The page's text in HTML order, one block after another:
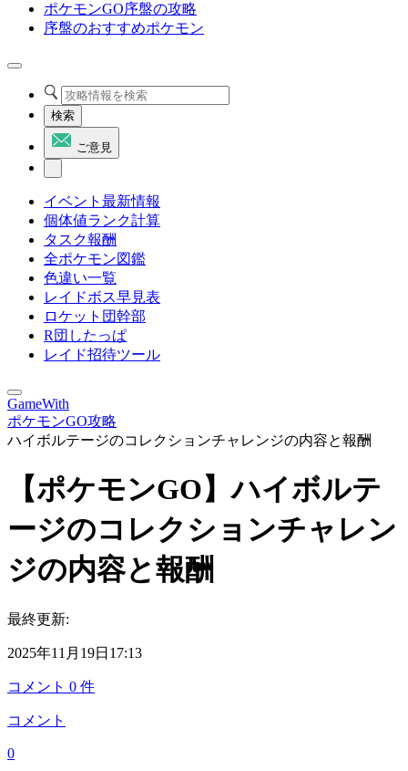
ポケモンGO序盤の攻略
序盤のおすすめポケモン
検索
ご意見
イベント最新情報
個体値ランク計算
タスク報酬
全ポケモン図鑑
色違い一覧
レイドボス早見表
ロケット団幹部
R団したっぱ
レイド招待ツール
GameWith
ポケモンGO攻略
ハイボルテージのコレクションチャレンジの内容と報酬
【ポケモンGO】ハイボルテ
ージのコレクションチャレン
ジの内容と報酬
最終更新:
2025年11月19日17:13
コメント 0 件
コメント
0